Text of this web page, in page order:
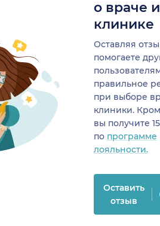
о враче
клинике
Оставляя
помогаете
правильное
при выборе
клиники.
вы получите
по программе
лояльности.
Оставить
отзыв